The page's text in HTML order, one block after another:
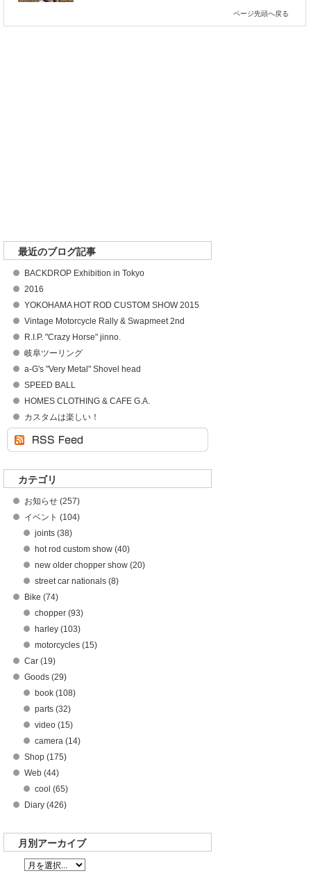
ページ先頭へ戻る
最近のブログ記事
BACKDROP Exhibition in Tokyo
2016
YOKOHAMA HOT ROD CUSTOM SHOW 2015
Vintage Motorcycle Rally & Swapmeet 2nd
R.I.P. "Crazy Horse" jinno.
岐阜ツーリング
a-G's "Very Metal" Shovel head
SPEED BALL
HOMES CLOTHING & CAFE G.A.
カスタムは楽しい！
カテゴリ
お知らせ (257)
イベント (104)
joints (38)
hot rod custom show (40)
new older chopper show (20)
street car nationals (8)
Bike (74)
chopper (93)
harley (103)
motorcycles (15)
Car (19)
Goods (29)
book (108)
parts (32)
video (15)
camera (14)
Shop (175)
Web (44)
cool (65)
Diary (426)
月別アーカイブ